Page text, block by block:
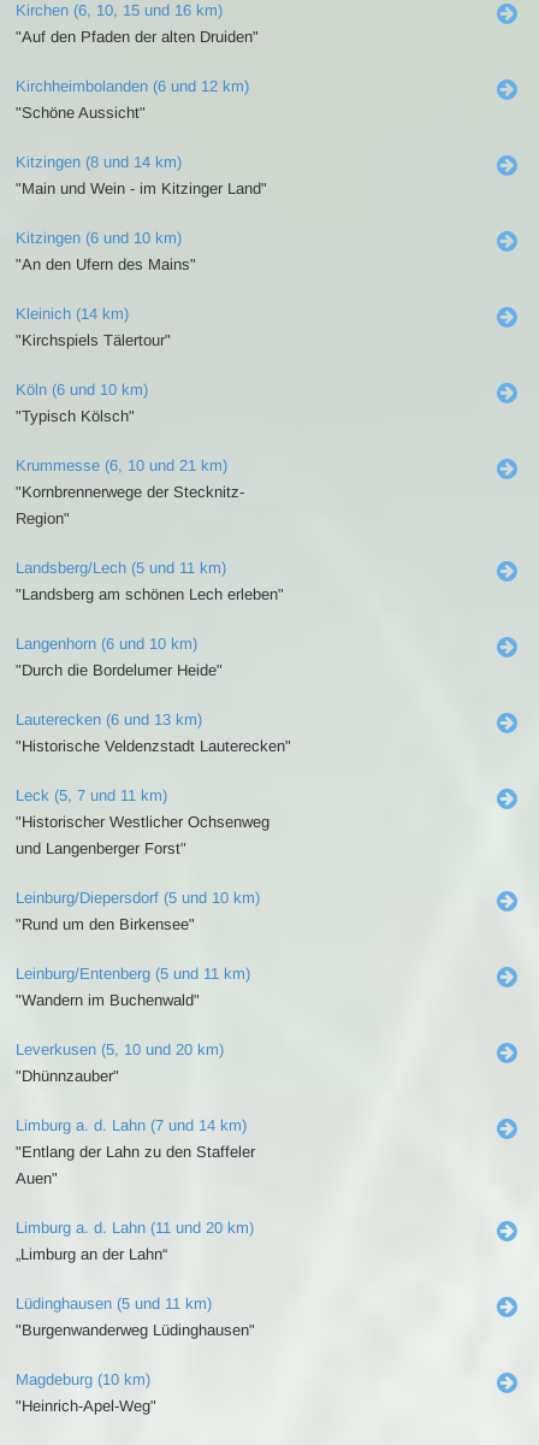
Kirchen (6, 10, 15 und 16 km)
"Auf den Pfaden der alten Druiden"
Kirchheimbolanden (6 und 12 km)
"Schöne Aussicht"
Kitzingen (8 und 14 km)
"Main und Wein - im Kitzinger Land"
Kitzingen (6 und 10 km)
"An den Ufern des Mains"
Kleinich (14 km)
"Kirchspiels Tälertour"
Köln (6 und 10 km)
"Typisch Kölsch"
Krummesse (6, 10 und 21 km)
"Kornbrennerwege der Stecknitz-
Region"
Landsberg/Lech (5 und 11 km)
"Landsberg am schönen Lech erleben"
Langenhorn (6 und 10 km)
"Durch die Bordelumer Heide"
Lauterecken (6 und 13 km)
"Historische Veldenzstadt Lauterecken"
Leck (5, 7 und 11 km)
"Historischer Westlicher Ochsenweg
und Langenberger Forst"
Leinburg/Diepersdorf (5 und 10 km)
"Rund um den Birkensee"
Leinburg/Entenberg (5 und 11 km)
"Wandern im Buchenwald"
Leverkusen (5, 10 und 20 km)
"Dhünnzauber"
Limburg a. d. Lahn (7 und 14 km)
"Entlang der Lahn zu den Staffeler
Auen"
Limburg a. d. Lahn (11 und 20 km)
„Limburg an der Lahn“
Lüdinghausen (5 und 11 km)
"Burgenwanderweg Lüdinghausen"
Magdeburg (10 km)
"Heinrich-Apel-Weg"